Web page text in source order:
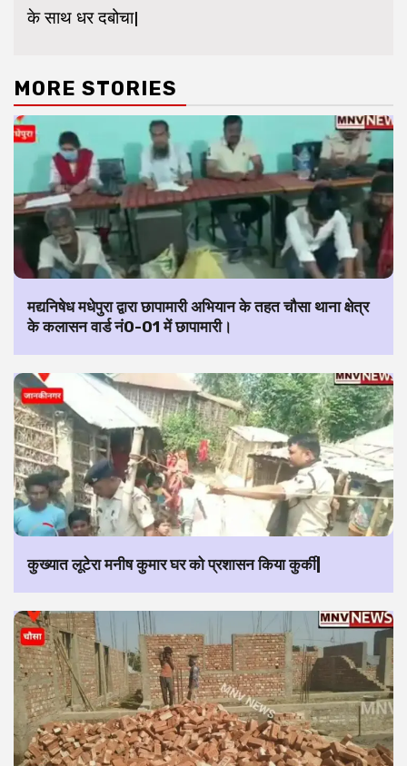
के साथ धर दबोचा|
MORE STORIES
मद्यनिषेध मधेपुरा द्वारा छापामारी अभियान के तहत चौसा थाना क्षेत्र
के कलासन वार्ड नं0-01 में छापामारी।
कुख्यात लूटेरा मनीष कुमार घर को प्रशासन किया कुर्की|